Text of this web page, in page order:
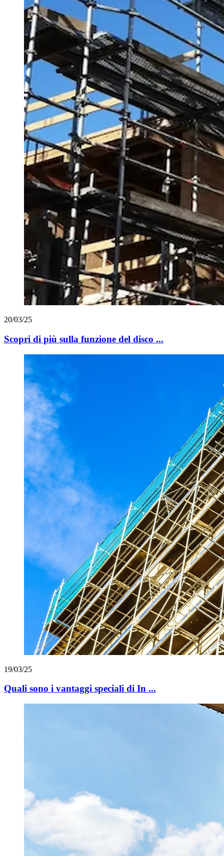
20/03/25
Scopri di più sulla funzione del disco ...
19/03/25
Quali sono i vantaggi speciali di In ...